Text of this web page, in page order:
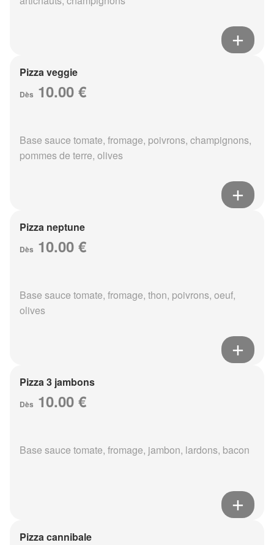
Pizza veggie
Dès 10.00 €
Base sauce tomate, fromage, poivrons, champignons,
pommes de terre, olives
Pizza neptune
Dès 10.00 €
Base sauce tomate, fromage, thon, poivrons, oeuf,
olives
Pizza 3 jambons
Dès 10.00 €
Base sauce tomate, fromage, jambon, lardons, bacon
Pizza cannibale